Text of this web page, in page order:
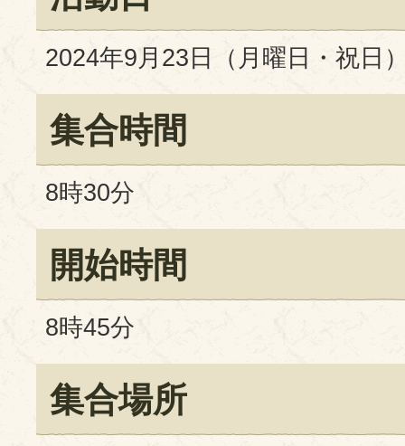
2024年9月23日（月曜日・祝日
集合時間
8時30分
開始時間
8時45分
集合場所